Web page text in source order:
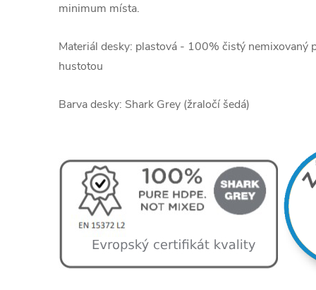
minimum místa.
Materiál desky: plastová - 100% čistý nemixovaný
hustotou
Barva desky: Shark Grey (žraločí šedá)